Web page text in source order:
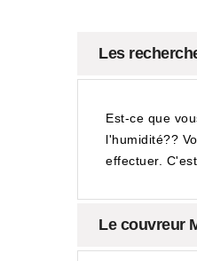
Les
Est-ce que
l'humidité??
effectuer.
Le couvreur